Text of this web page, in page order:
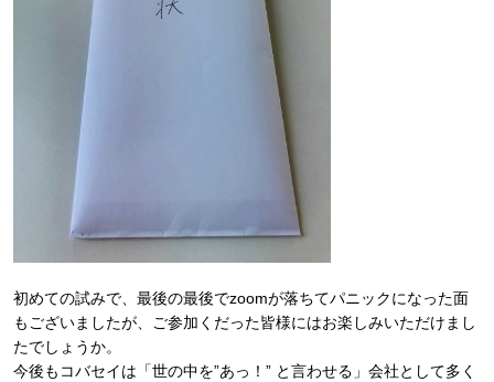
初めての試みで、最後の最後でzoomが落ちてパニックになった面
もございましたが、ご参加くだった皆様にはお楽しみいただけまし
たでしょうか。
今後もコバセイは「世の中を”あっ！” と言わせる」会社として多く